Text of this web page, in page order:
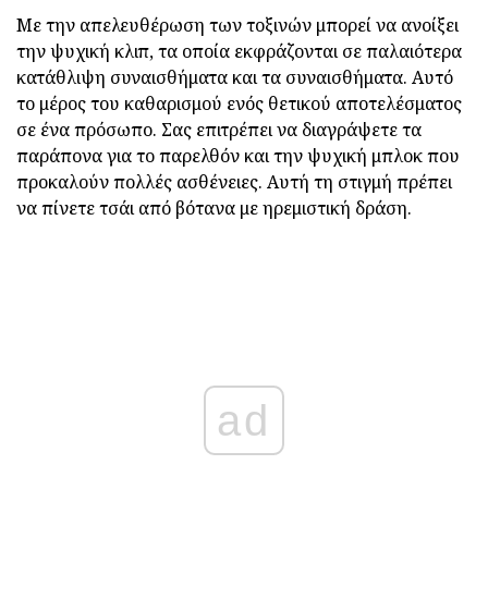
Με την απελευθέρωση των τοξινών μπορεί να ανοίξει
την ψυχική κλιπ, τα οποία εκφράζονται σε παλαιότερα
κατάθλιψη συναισθήματα και τα συναισθήματα. Αυτό
το μέρος του καθαρισμού ενός θετικού αποτελέσματος
σε ένα πρόσωπο. Σας επιτρέπει να διαγράψετε τα
παράπονα για το παρελθόν και την ψυχική μπλοκ που
προκαλούν πολλές ασθένειες. Αυτή τη στιγμή πρέπει
να πίνετε τσάι από βότανα με ηρεμιστική δράση.
ad